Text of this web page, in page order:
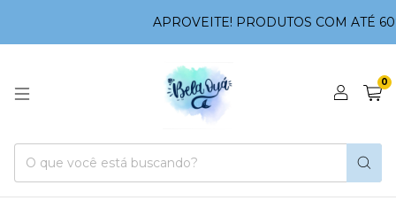
APROVEITE! PRODUTOS COM ATÉ 60%
0